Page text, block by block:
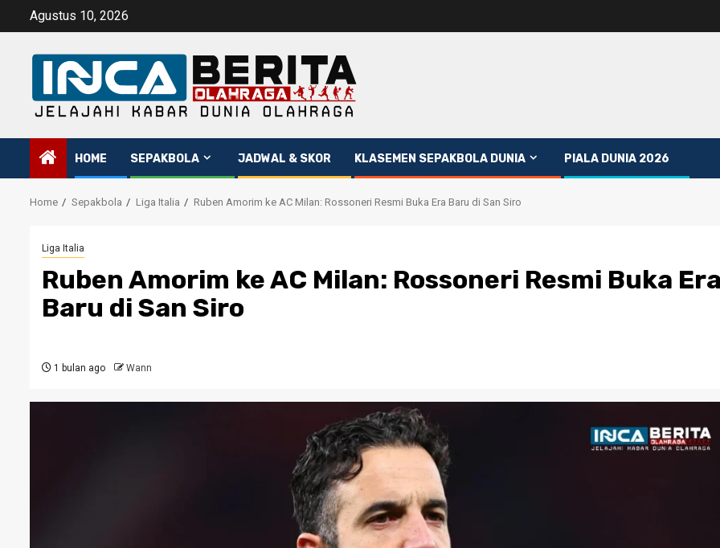
Agustus 10, 2026
HOME SEPAKBOLA JADWAL & SKOR KLASEMEN SEPAKBOLA DUNIA PIALA DUNIA 2026
Home Sepakbola Liga Italia Ruben Amorim ke AC Milan: Rossoneri Resmi Buka Era Baru di San Siro
Liga Italia
Ruben Amorim ke AC Milan: Rossoneri Resmi Buka
Baru di San Siro
1 bulan ago Wann